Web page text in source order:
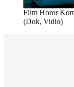
Film Horor
(Dok, Vidio)